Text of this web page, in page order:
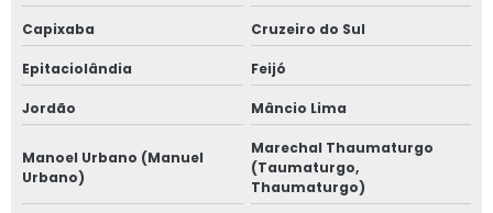
Capixaba Cruzeiro do Sul
Epitaciolândia Feijó
Jordão Mâncio Lima
Manoel Urbano (Manuel
Urbano)
Marechal Thaumaturgo
(Taumaturgo,
Thaumaturgo)